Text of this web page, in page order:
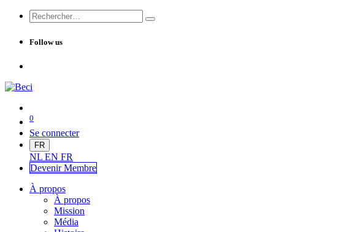
Follow us
0
Se connecter
FR
NL EN FR
Devenir Membre
À propos
À propos
Mission
Média